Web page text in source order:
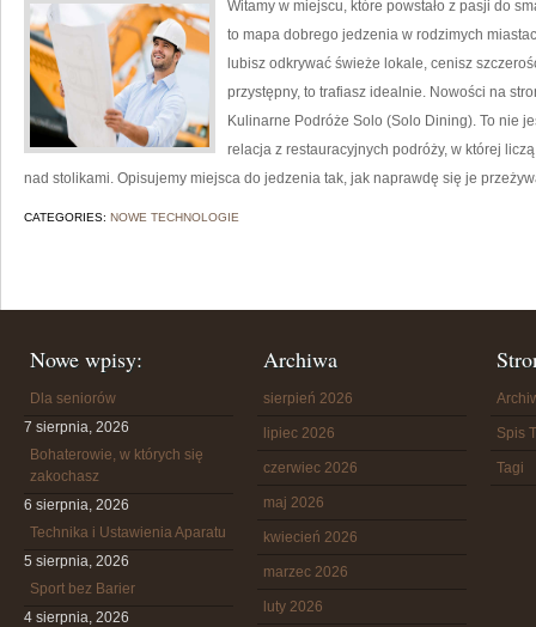
Witamy w miejscu, które powstało z pasji do
to mapa dobrego jedzenia w rodzimych
lubisz odkrywać świeże lokale, cenisz
przystępny, to trafiasz idealnie. Nowości na
Kulinarne Podróże Solo (Solo Dining). To nie
relacja z restauracyjnych podróży, w której
nad stolikami. Opisujemy miejsca do jedzenia tak, jak naprawdę się je
CATEGORIES: NOWE TECHNOLOGIE
Nowe wpisy:
Dla seniorów
7 sierpnia, 2026
Bohaterowie, w których się
zakochasz
6 sierpnia, 2026
Technika i Ustawienia Aparatu
5 sierpnia, 2026
Sport bez Barier
4 sierpnia, 2026
Archiwa
sierpień 2026
lipiec 2026
czerwiec 2026
maj 2026
kwiecień 2026
marzec 2026
luty 2026
Spis
Tagi